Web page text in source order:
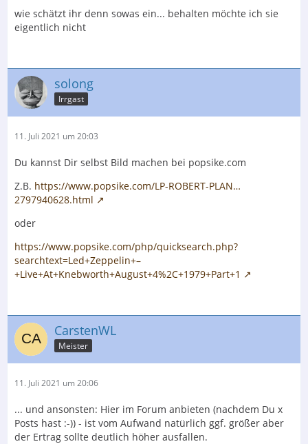
wie schätzt ihr denn sowas ein... behalten möchte ich sie
eigentlich nicht
solong
Irrgast
11. Juli 2021 um 20:03
Du kannst Dir selbst Bild machen bei popsike.com
Z.B. https://www.popsike.com/LP-ROBERT-PLAN…
2797940628.html
oder
https://www.popsike.com/php/quicksearch.php?
searchtext=Led+Zeppelin+–
+Live+At+Knebworth+August+4%2C+1979+Part+1
CarstenWL
Meister
11. Juli 2021 um 20:06
... und ansonsten: Hier im Forum anbieten (nachdem Du x
Posts hast :-)) - ist vom Aufwand natürlich ggf. größer aber
der Ertrag sollte deutlich höher ausfallen.